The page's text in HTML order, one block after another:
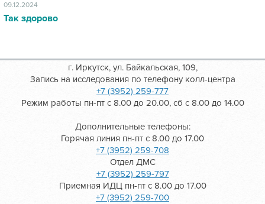
09.12.2024
Так здорово
г. Иркутск, ул. Байкальская, 109,
Запись на исследования по телефону колл-центра
+7 (3952) 259-777
Режим работы пн-пт с 8.00 до 20.00, сб с 8.00 до 14.00
Дополнительные телефоны:
Горячая линия пн-пт с 8.00 до 17.00
+7 (3952) 259-708
Отдел ДМС
+7 (3952) 259-797
Приемная ИДЦ пн-пт с 8.00 до 17.00
+7 (3952) 259-700